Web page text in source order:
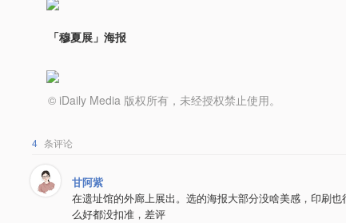
「穆夏展」海报
© iDaily Media 版权所有，未经授权禁止使用。
4 条评论
甘阿紫
在遗址馆的外廊上展出。选的海报大部分没啥美感，印刷
么好都没扣准，差评